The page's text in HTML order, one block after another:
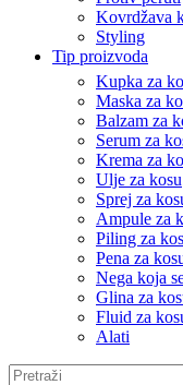
Kovrdžava
Styling
Tip proizvoda
Kupka za
Maska za
Balzam za
Serum za
Krema za
Ulje za kosu
Sprej za
Ampule za
Piling za
Pena za
Nega koja
Glina za
Fluid za
Alati